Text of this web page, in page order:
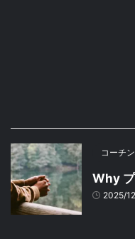
コーチ
Why
2025/